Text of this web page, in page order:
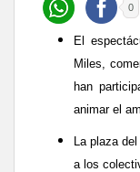
0
El
Miles,
han
animar el
La plaza
a los